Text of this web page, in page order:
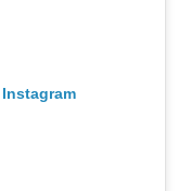
Instagram